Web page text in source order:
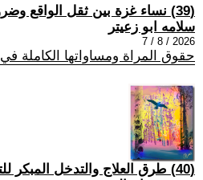
(39) نساء غزة بين ثقل الواقع وضرورة التعافي
سلامه ابو زعيتر
2026 / 8 / 7
حقوق المراة ومساواتها الكاملة
(40) طرق العلاج والتدخل المبكر للتوحد.